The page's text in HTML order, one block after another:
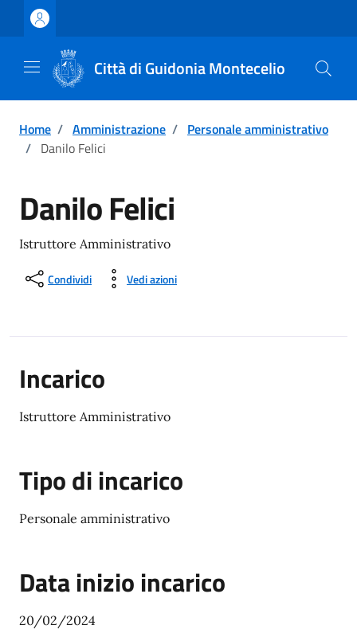
Vai ai contenuti
Vai al footer
Città di Guidonia Montecelio
Home / Amministrazione / Personale amministrativo
/ Danilo Felici
Danilo Felici
Istruttore Amministrativo
Condividi Vedi azioni
Incarico
Istruttore Amministrativo
Tipo di incarico
Personale amministrativo
Data inizio incarico
20/02/2024